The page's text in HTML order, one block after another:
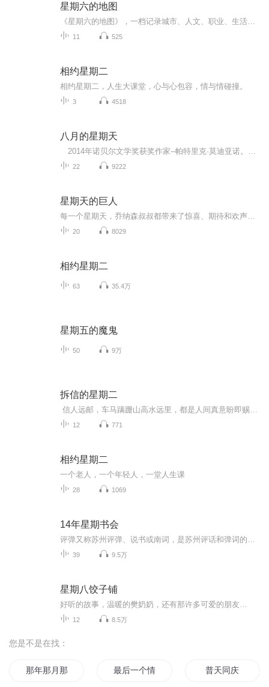
星期六的地图
11 525
相约星期二
相约星期二，人生大课堂，心与心包容，情与情碰撞。
3 4518
八月的星期天
22 9222
星期天的巨人
20 8029
相约星期二
63 35.4万
星期五的魔鬼
50 9万
拆信的星期二
12 771
相约星期二
一个老人，一个年轻人，一堂人生课
28 1069
14年星期书会
39 9.5万
星期八饺子铺
好听的故事，温暖的樊奶奶，还有那许多可爱的朋友…
12 8.5万
您是不是在找：
那年那月那时节 最后一个情人节 普天同庆